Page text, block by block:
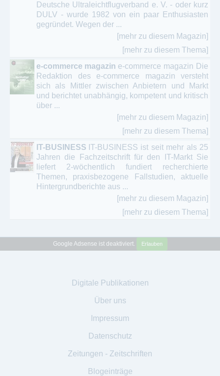
Deutsche Ultraleichtflugverband e. V. - oder kurz
DULV - wurde 1982 von ein paar Enthusiasten
gegründet. Wegen der ...
[mehr zu diesem Magazin]
[mehr zu diesem Thema]
e-commerce magazin e-commerce magazin Die
Redaktion des e-commerce magazin versteht
sich als Mittler zwischen Anbietern und Markt
und berichtet unabhängig, kompetent und kritisch
über ...
[mehr zu diesem Magazin]
[mehr zu diesem Thema]
IT-BUSINESS IT-BUSINESS ist seit mehr als 25
Jahren die Fachzeitschrift für den IT-Markt Sie
liefert 2-wöchentlich fundiert recherchierte
Themen, praxisbezogene Fallstudien, aktuelle
Hintergrundberichte aus ...
[mehr zu diesem Magazin]
[mehr zu diesem Thema]
Google Adsense ist deaktiviert. Erlauben
Digitale Publikationen
Über uns
Impressum
Datenschutz
Zeitungen - Zeitschriften
Blogeinträge